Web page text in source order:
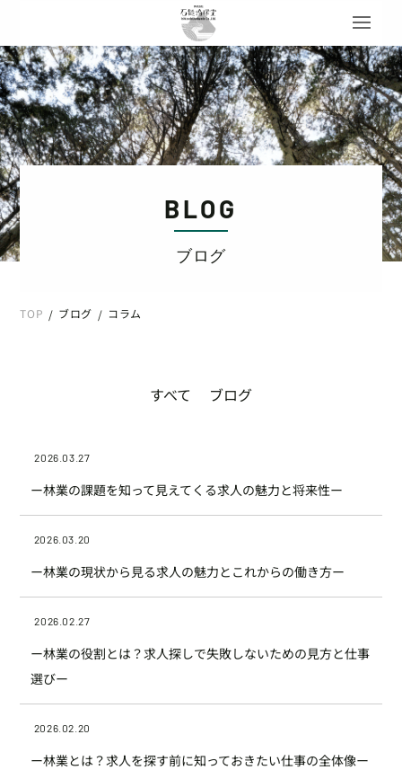
BLOG
ブログ
TOP / ブログ / コラム
すべて ブログ
2026.03.27
ー林業の課題を知って見えてくる求人の魅力と将来性ー
2026.03.20
ー林業の現状から見る求人の魅力とこれからの働き方ー
2026.02.27
ー林業の役割とは？求人探しで失敗しないための見方と仕事
選びー
2026.02.20
ー林業とは？求人を探す前に知っておきたい仕事の全体像ー